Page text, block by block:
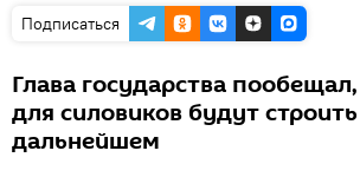
Подписаться
Глава государства
для силовиков будут
дальнейшем